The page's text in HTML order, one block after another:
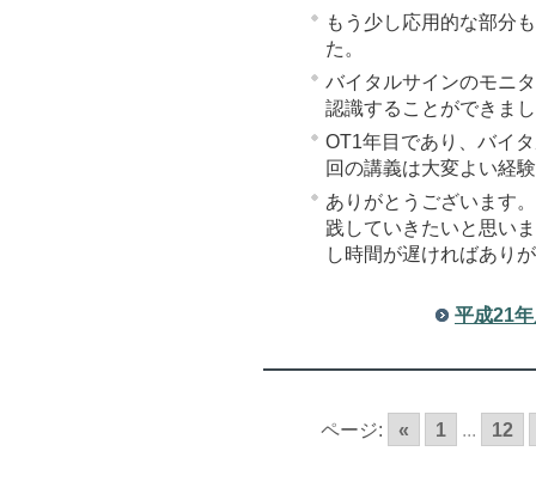
もう少し応用的な部分
た。
バイタルサインのモニ
認識することができま
OT1年目であり、バイ
回の講義は大変よい経
ありがとうございます
践していきたいと思い
し時間が遅ければあり
平成21
ページ: « 1 ... 12